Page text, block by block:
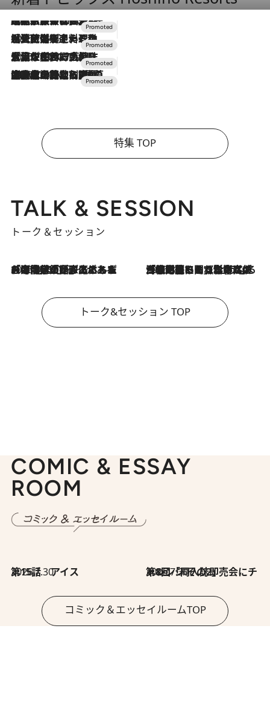
2026.7.31
【ホテル帰省】という選択肢をOMOが提案。家族とほどよい距離を保つには「昼は実家、夜は気兼ねなくホテルで！」
2026.7.24
【夏限定ディナーコース】旬を迎える稚鮎や花ズッキーニなどをイタリア・トスカーナの郷土料理の手法で満喫！
2026.7.17
「土佐和ハーブかき氷」がOMO7高知に登場！生姜、山椒、大葉など目にも舌にも涼を呼ぶ郷土の味
2026.7.10
NEW OPEN！【界 草津】名湯の地に誕生。趣の異なる2種の温泉と上州ならではの会席・蕎麦割烹など美食を味わう究極の癒やし旅
特集 TOP
TALK & SESSION
トーク＆セッション
2026.8.3
「今後値上げがあるとすれば…」「リスクがあるのは今年の冬」エネルギー専門家が語る、ホルムズ海峡封鎖が家庭にもたらす“ある心配” 2026.8.3
「住宅建てられない…」「サーチャージ料の高値が続いている」ホルムズ海峡封鎖による影響はいつまで続く？《エネルギー専門家に聞く“どうなる日本の暮らし”》
トーク&セッション TOP
COMIC & ESSAY
ROOM
2026.7.30
第15話 アイス 2026.7.30
第8回「同人誌即売会にチャレンジ その2」
コミック＆エッセイルームTOP